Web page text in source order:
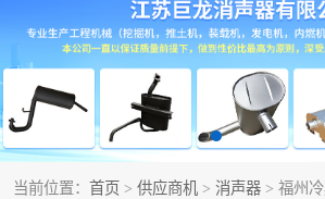
当前位置： 首页 > 供应商机 > 消声器 > 福州
消声器